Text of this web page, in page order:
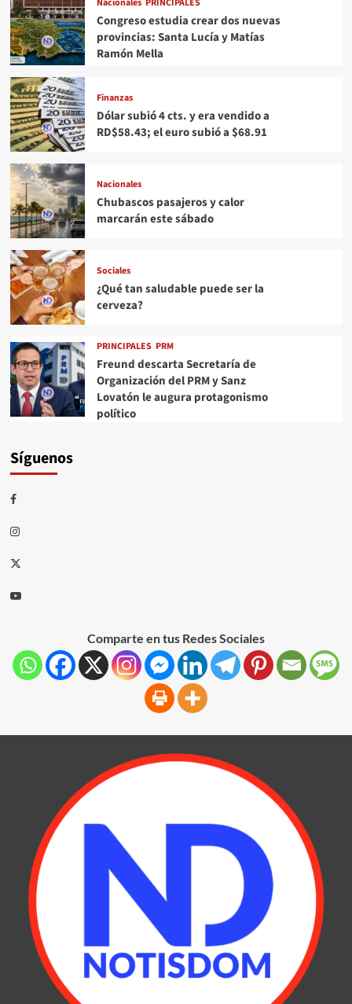
Nacionales PRINCIPALES
Congreso estudia crear dos nuevas
provincias: Santa Lucía y Matías
Ramón Mella
Finanzas
Dólar subió 4 cts. y era vendido a
RD$58.43; el euro subió a $68.91
Nacionales
Chubascos pasajeros y calor
marcarán este sábado
Sociales
¿Qué tan saludable puede ser la
cerveza?
PRINCIPALES PRM
Freund descarta Secretaría de
Organización del PRM y Sanz
Lovatón le augura protagonismo
político
Síguenos
Comparte en tus Redes Sociales